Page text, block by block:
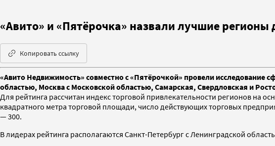
«Авито» и «Пятёрочка» назвали лучшие регионы
Копировать ссылку
«Авито Недвижимость» совместно с «Пятёрочкой» провели исследование
областью, Москва с Московской областью, Самарская, Свердловская и
Для рейтинга рассчитан индекс торговой привлекательности регионов на
квадратного метра торговой площади, число действующих торговых
— 300.
В лидерах рейтинга располагаются Санкт-Петербург с Ленинградской